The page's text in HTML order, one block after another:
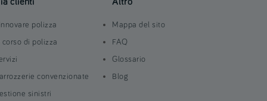
polizza
corso di polizza
convenzionate
sinistri
Mappa del sito
FAQ
Glossario
Blog